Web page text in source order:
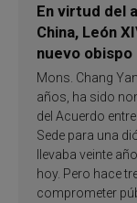
En virtud del
China, León
nuevo obispo
Mons. Chang
años, ha sido
del Acuerdo
Sede para una
llevaba veinte
hoy. Pero hace
comprometer